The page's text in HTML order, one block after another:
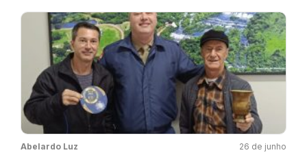
Abelardo Luz 26 de junho